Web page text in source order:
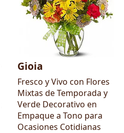
Gioia
Fresco y Vivo con Flores
Mixtas de Temporada y
Verde Decorativo en
Empaque a Tono para
Ocasiones Cotidianas